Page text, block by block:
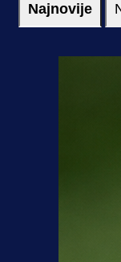
Najnovije